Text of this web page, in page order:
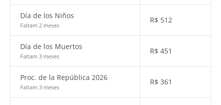
Día de los Niños
Faltam 2 meses
R$ 512
Día de los Muertos
Faltam 3 meses
R$ 451
Proc. de la República 2026
Faltam 3 meses
R$ 361